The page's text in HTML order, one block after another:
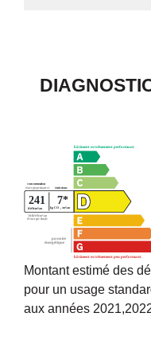
Montant estimé des
pour un usage
aux années